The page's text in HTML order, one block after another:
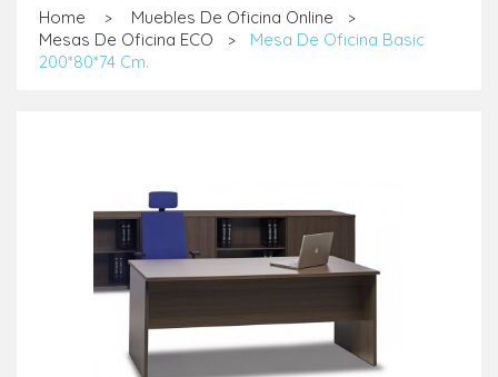
Home > Muebles De Oficina Online >
Mesas De Oficina ECO >
Mesa De Oficina Basic
200*80*74 Cm.